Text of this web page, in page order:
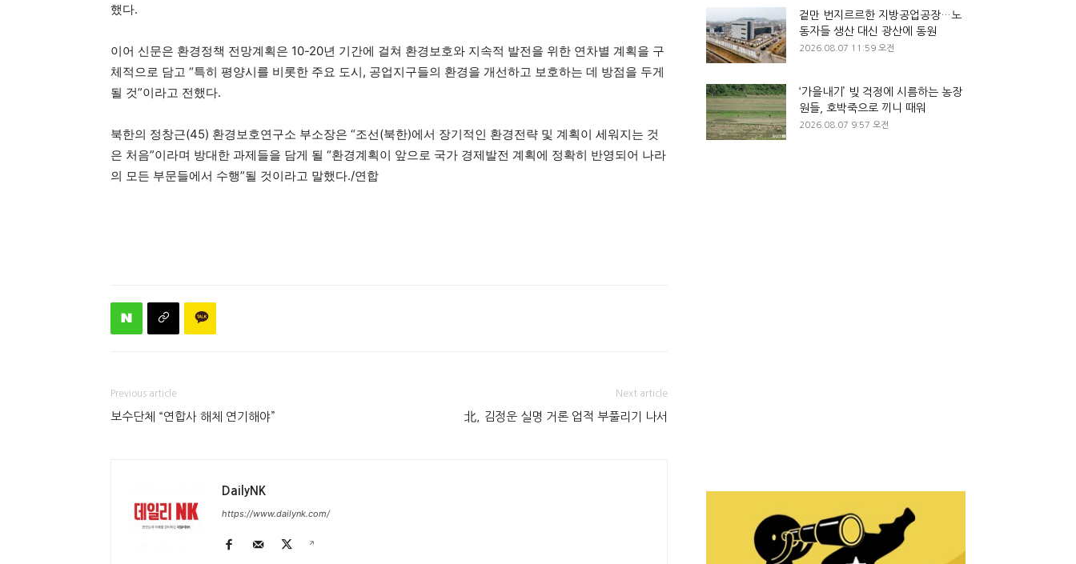
했다.
이어 신문은 환경정책 전망계획은 10-20년 기간에 걸쳐 환경보호와 지속적 발전을 위한 연차별 계획을 구
체적으로 담고 “특히 평양시를 비롯한 주요 도시, 공업지구들의 환경을 개선하고 보호하는 데 방점을 두게
될 것”이라고 전했다.
북한의 정창근(45) 환경보호연구소 부소장은 “조선(북한)에서 장기적인 환경전략 및 계획이 세워지는 것
은 처음”이라며 방대한 과제들을 담게 될 “환경계획이 앞으로 국가 경제발전 계획에 정확히 반영되어 나라
의 모든 부문들에서 수행”될 것이라고 말했다./연합
Previous article
보수단체 “연합사 해체 연기해야”
Next article
北, 김정운 실명 거론 업적 부풀리기 나서
DailyNK
https://www.dailynk.com/
겉만 번지르르한 지방공업공장…노
동자들 생산 대신 광산에 동원
2026.08.07 11:59 오전
‘가을내기’ 빚 걱정에 시름하는 농장
원들, 호박죽으로 끼니 때워
2026.08.07 9:57 오전